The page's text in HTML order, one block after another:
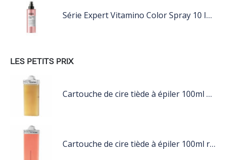
Série Expert Vitamino Color Spray 10 In 1 190 ML 190 ML
LES PETITS PRIX
Cartouche de cire tiède à épiler 100ml miel
Cartouche de cire tiède à épiler 100ml rose